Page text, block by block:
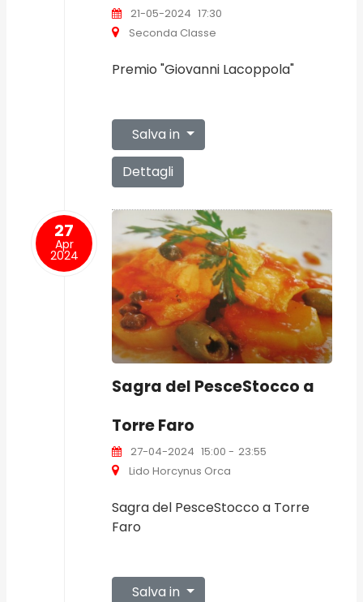
21-05-2024 17:30
Seconda Classe
Premio "Giovanni Lacoppola"
Salva in
Dettagli
27
Apr
2024
Sagra del PesceStocco a
Torre Faro
27-04-2024 15:00 - 23:55
Lido Horcynus Orca
Sagra del PesceStocco a Torre
Faro
Salva in